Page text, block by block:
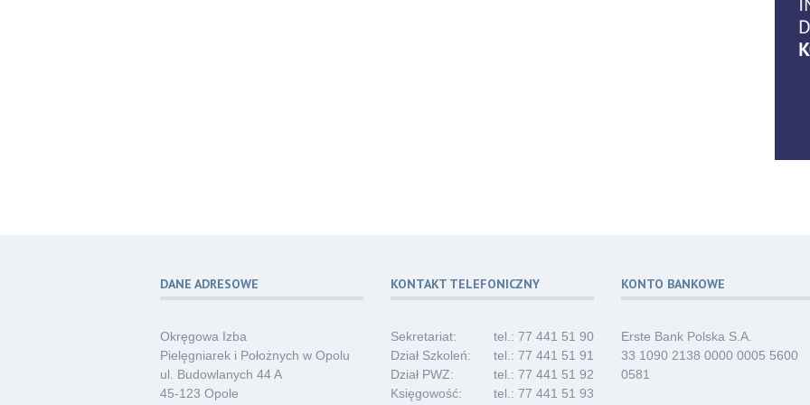
06
DANE ADRESOWE
Okręgowa Izba
Pielęgniarek i Położnych w Opolu
ul. Budowlanych 44 A
45-123 Opole
KONTAKT TELEFONICZNY
Sekretariat:
tel.: 77 441 51 90
Dział Szkoleń:
tel.: 77 441 51 91
Dział PWZ:
tel.: 77 441 51 92
Księgowość:
tel.: 77 441 51 93
KONTO BANKOWE
Erste Bank Polska S.A.
33 1090 2138 0000 0005 5600
0581